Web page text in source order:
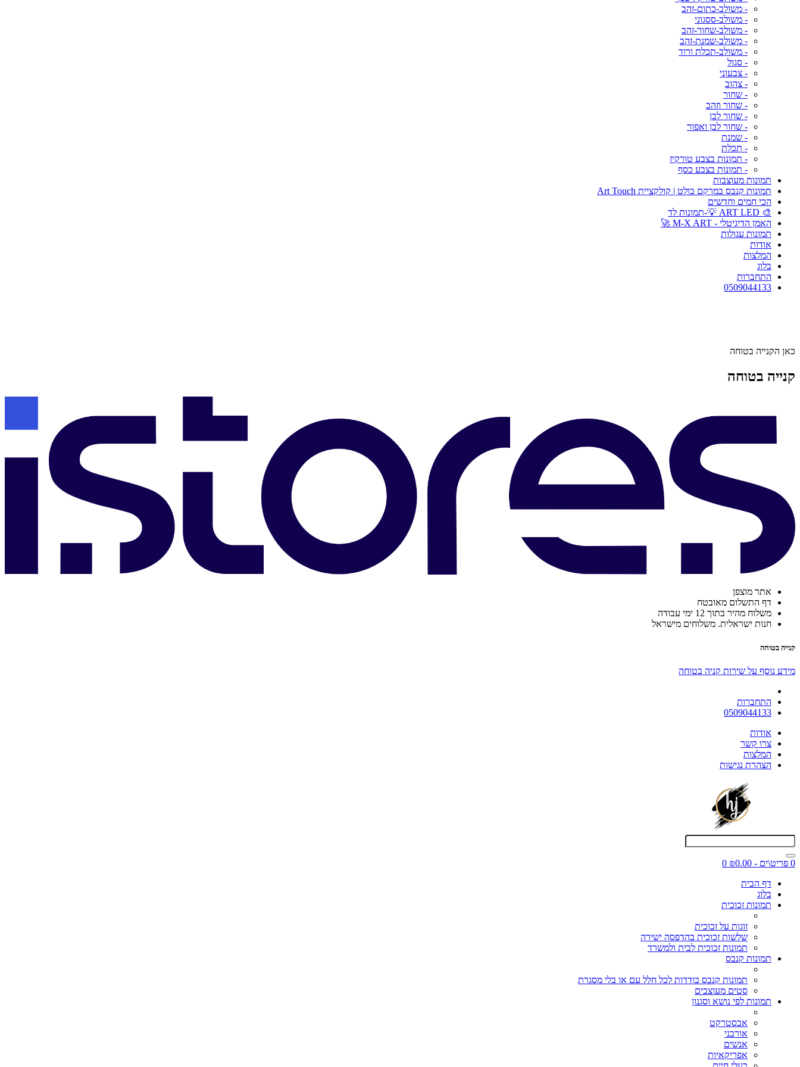
- משולב-כתום-זהב
- משולב-ססגוני
- משולב-שחור-זהב
- משולב-שמנת-זהב
- משולב-תכלת ורוד
- סגול
- צבעוני
- צהוב
- שחור
- שחור וזהב
- שחור לבן
- שחור לבן ואפור
- שמנת
- תכלת
- תמונות בצבע טורקיז
- תמונות בצבע כסף
תמונות מעוצבות
תמונות קנבס במרקם בולט | קולקציית Art Touch
הכי חמים וחדשים
🎨 ART LED 💡-תמונות לד
האמן הדיגיטלי - M-X ART 🚀
תמונות עגולות
אודות
המלצות
בלוג
התחברות
0509044133
כאן הקנייה בטוחה
קנייה בטוחה
אתר מוצפן
דף התשלום מאובטח
משלוח מהיר בתוך 12 ימי עבודה
חנות ישראלית. משלוחים מישראל
קנייה בטוחה
מידע נוסף על שירות קניה בטוחה
התחברות
0509044133
אודות
צרו קשר
המלצות
הצהרת נגישות
0 פריט\ים - ₪0.00
0
דף הבית
בלוג
תמונות זכוכית
זוגות על זכוכית
שלשות זכוכית בהדפסה ישירה
תמונות זכוכית לבית ולמשרד
תמונות קנבס
תמונות קנבס בודדות לכל חלל עם או בלי מסגרת
סטים מעוצבים
תמונות לפי נושא וסגנון
אבסטרקט
אורבני
אנשים
אפריקאיות